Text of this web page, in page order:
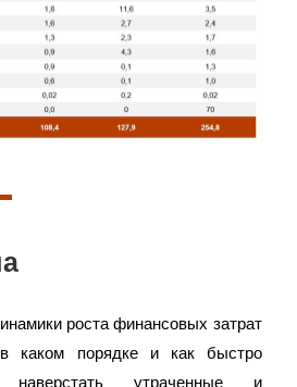
роста финансовых затрат
в каком порядке и как быстро
наверстать утраченные и